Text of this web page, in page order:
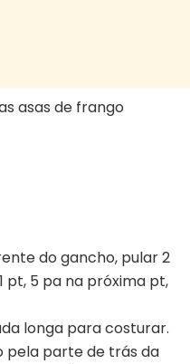
asas de frango
do gancho, pular 2
pt, 5 pa na próxima pt,
longa para costurar.
pela parte de trás da